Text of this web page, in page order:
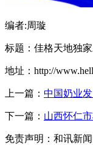
编者:周璇
标题：佳格天地独
地址：http://
上一篇： 中国奶业
下一篇： 山西怀仁
免责声明：和讯新